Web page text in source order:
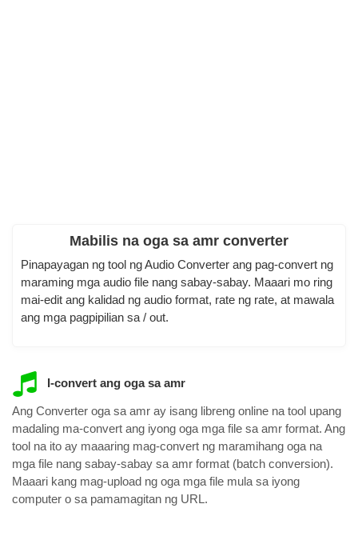
Mabilis na oga sa amr converter
Pinapayagan ng tool ng Audio Converter ang pag-convert ng
maraming mga audio file nang sabay-sabay. Maaari mo ring
mai-edit ang kalidad ng audio format, rate ng rate, at mawala
ang mga pagpipilian sa / out.
I-convert ang oga sa amr
Ang Converter oga sa amr ay isang libreng online na tool upang
madaling ma-convert ang iyong oga mga file sa amr format. Ang
tool na ito ay maaaring mag-convert ng maramihang oga na
mga file nang sabay-sabay sa amr format (batch conversion).
Maaari kang mag-upload ng oga mga file mula sa iyong
computer o sa pamamagitan ng URL.